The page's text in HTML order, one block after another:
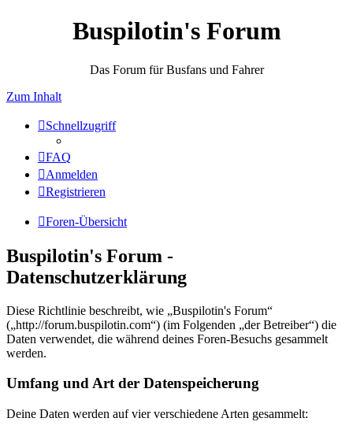
Buspilotin's Forum
Das Forum für Busfans und Fahrer
Zum Inhalt
Schnellzugriff
FAQ
Anmelden
Registrieren
Foren-Übersicht
Buspilotin's Forum -
Datenschutzerklärung
Diese Richtlinie beschreibt, wie „Buspilotin's Forum“
(„http://forum.buspilotin.com“) (im Folgenden „der Betreiber“) die
Daten verwendet, die während deines Foren-Besuchs gesammelt
werden.
Umfang und Art der Datenspeicherung
Deine Daten werden auf vier verschiedene Arten gesammelt: